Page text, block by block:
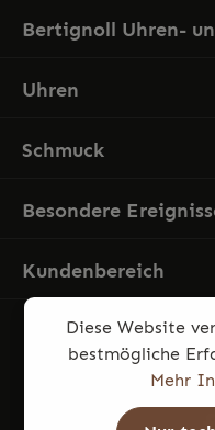
Bertignoll Uhren-
Uhren
Schmuck
Besondere
Kundenbereich
Diese Website
bestmögliche
Mehr